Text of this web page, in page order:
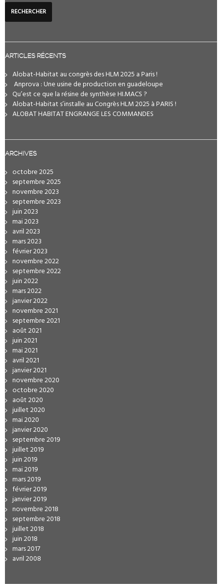
ARTICLES RÉCENTS
Alobat-Habitat au congrès des HLM 2025 a Paris !
️ Anprova : Une usine de production en guadeloupe
Qu’est ce que la résine de synthèse HI.MACS ?
Alobat-Habitat s’installe au Congrès HLM 2025 à PARIS !
ALOBAT HABITAT ENGRANGE LES COMMANDES
ARCHIVES
octobre 2025
septembre 2025
novembre 2023
septembre 2023
juin 2023
mai 2023
avril 2023
mars 2023
février 2023
novembre 2022
septembre 2022
juin 2022
mars 2022
janvier 2022
novembre 2021
septembre 2021
août 2021
juin 2021
mai 2021
avril 2021
janvier 2021
novembre 2020
octobre 2020
août 2020
juillet 2020
mai 2020
janvier 2020
septembre 2019
juillet 2019
juin 2019
mai 2019
mars 2019
février 2019
janvier 2019
novembre 2018
septembre 2018
juillet 2018
juin 2018
mars 2017
avril 2008